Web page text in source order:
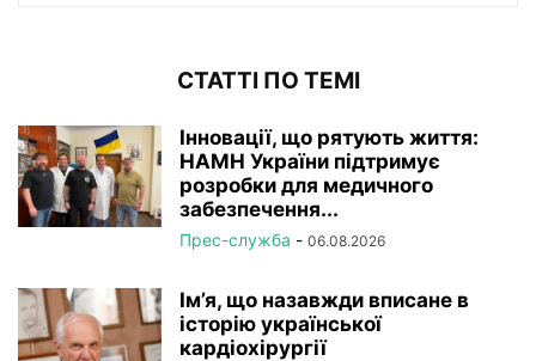
СТАТТІ ПО ТЕМІ
Інновації, що рятують життя:
НАМН України підтримує
розробки для медичного
забезпечення...
Прес-служба - 06.08.2026
Ім’я, що назавжди вписане в
історію української
кардіохірургії